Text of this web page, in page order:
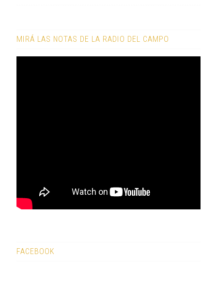
MIRÁ LAS NOTAS DE LA RADIO DEL CAMPO
FACEBOOK